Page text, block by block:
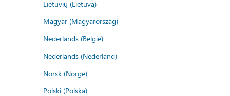
Lietuvių (Lietuva)
Magyar (Magyarország)
Nederlands (België)
Nederlands (Nederland)
Norsk (Norge)
Polski (Polska)